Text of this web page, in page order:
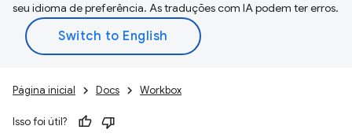
seu idioma de preferência. As traduções com IA podem ter erros.
Página inicial Docs Workbox
Isso foi útil?